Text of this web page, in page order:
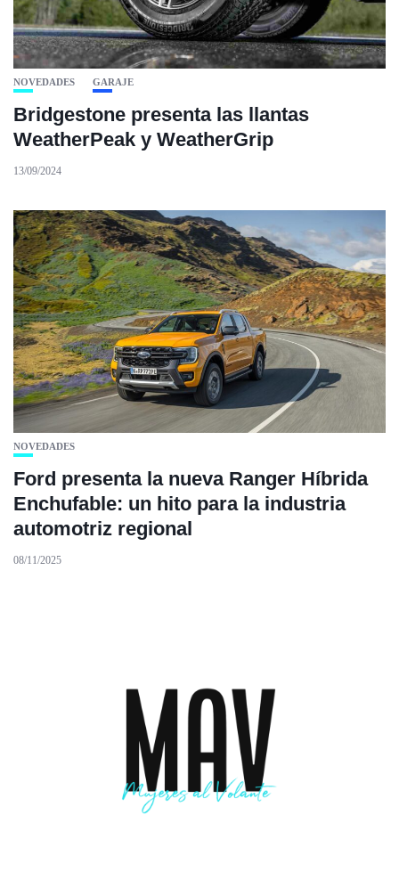
NOVEDADES GARAJE
Bridgestone presenta las llantas
WeatherPeak y WeatherGrip
13/09/2024
NOVEDADES
Ford presenta la nueva Ranger Híbrida
Enchufable: un hito para la industria
automotriz regional
08/11/2025